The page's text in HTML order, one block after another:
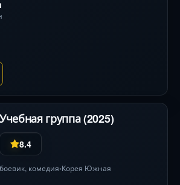
Учебная группа (2025)
8.4
боевик, комедия•Корея Южная